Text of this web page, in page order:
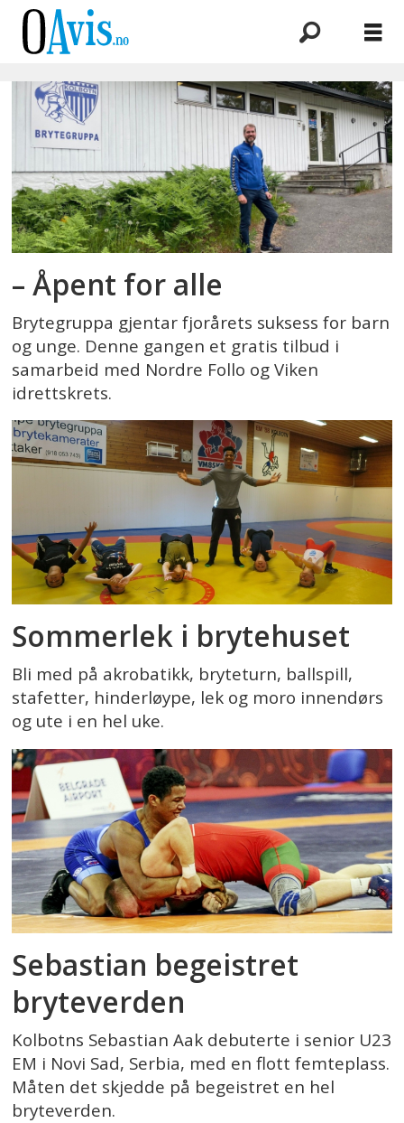
Emne:
brytegruppa
– Åpent for alle
Brytegruppa gjentar fjorårets suksess for barn
og unge. Denne gangen et gratis tilbud i
samarbeid med Nordre Follo og Viken
idrettskrets.
Sommerlek i brytehuset
Bli med på akrobatikk, bryteturn, ballspill,
stafetter, hinderløype, lek og moro innendørs
og ute i en hel uke.
Sebastian begeistret
bryteverden
Kolbotns Sebastian Aak debuterte i senior U23
EM i Novi Sad, Serbia, med en flott femteplass.
Måten det skjedde på begeistret en hel
bryteverden.